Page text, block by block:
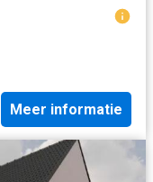
Meer informatie